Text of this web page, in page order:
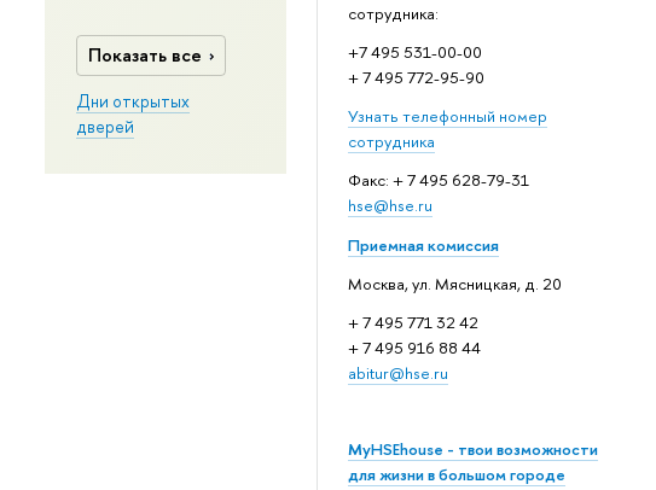
сотрудника:
+7 495 531-00-00
+ 7 495 772-95-90
Узнать телефонный номер
сотрудника
Факс: + 7 495 628-79-31
hse@hse.ru
Приемная комиссия
Москва, ул. Мясницкая, д. 20
+ 7 495 771 32 42
+ 7 495 916 88 44
abitur@hse.ru
MyHSEhouse - твои возможности
для жизни в большом городе
Показать все
Дни открытых
дверей